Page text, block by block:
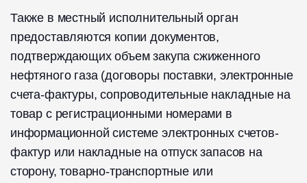
Также в местный исполнительный орган
предоставляются копии документов,
подтверждающих объем закупа сжиженного
нефтяного газа (договоры поставки, электронные
счета-фактуры, сопроводительные накладные на
товар с регистрационными номерами в
информационной системе электронных счетов-
фактур или накладные на отпуск запасов на
сторону, товарно-транспортные или